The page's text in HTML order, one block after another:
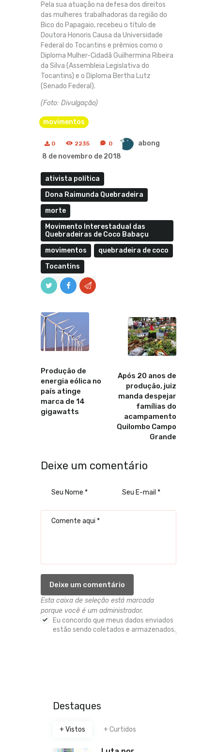
Pela sua atuação na defesa dos direitos
das mulheres trabalhadoras da região do
Bico do Papagaio, recebeu o título de
Doutora Honoris Causa da Universidade
Federal do Tocantins e prêmios como o
Diploma Mulher-Cidadã Guilhermina Ribeira
da Silva (Assembleia Legislativa do
Tocantins) e o Diploma Bertha Lutz
(Senado Federal).
(Foto: Divulgação)
movimentos
0 2235 0
abong
8 de novembro de 2018
ativista política
Dona Raimunda Quebradeira
morte
Movimento Interestadual das
Quebradeiras de Coco Babaçu
movimentos
quebradeira de coco
Tocantins
Produção de
energia eólica no
país atinge
marca de 14
gigawatts
Após 20 anos de
produção, juiz
manda despejar
famílias do
acampamento
Quilombo Campo
Grande
Deixe um comentário
Esta caixa de seleção está marcada
porque você é um administrador.
Eu concordo que meus dados enviados
estão sendo coletados e armazenados.
Destaques
+ Vistos + Curtidos